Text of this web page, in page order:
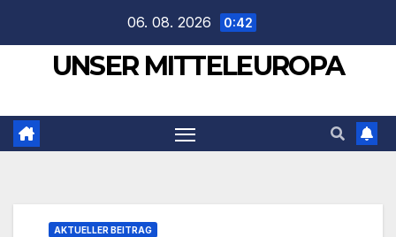
springen
06. 08. 2026 0:42
UNSER MITTELEUROPA
AKTUELLER BEITRAG